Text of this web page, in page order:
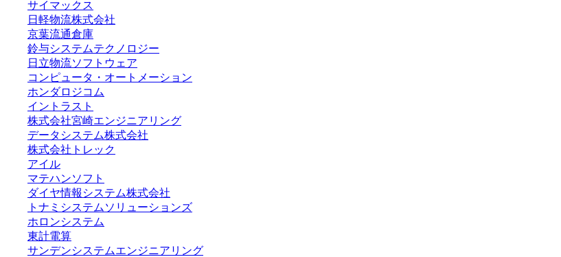
サイマックス
日軽物流株式会社
京葉流通倉庫
鈴与システムテクノロジー
日立物流ソフトウェア
コンピュータ・オートメーション
ホンダロジコム
イントラスト
株式会社宮崎エンジニアリング
データシステム株式会社
株式会社トレック
アイル
マテハンソフト
ダイヤ情報システム株式会社
トナミシステムソリューションズ
ホロンシステム
東計電算
サンデンシステムエンジニアリング